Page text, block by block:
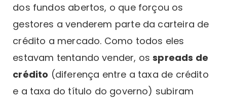
dos fundos abertos, o que forçou os
gestores a venderem parte da carteira de
crédito a mercado. Como todos eles
estavam tentando vender, osspreads de
crédito (diferença entre a taxa de crédito
e a taxa do título do governo) subiram